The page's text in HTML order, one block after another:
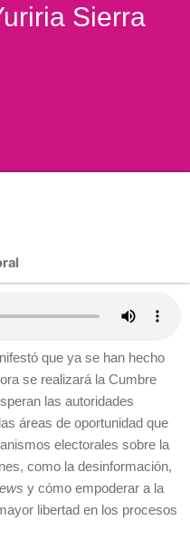
Sierra
que ya se han hecho
se realizará la Cumbre
las autoridades
áreas de oportunidad que
electorales sobre la
como la desinformación,
y cómo empoderar a la
libertad en los procesos